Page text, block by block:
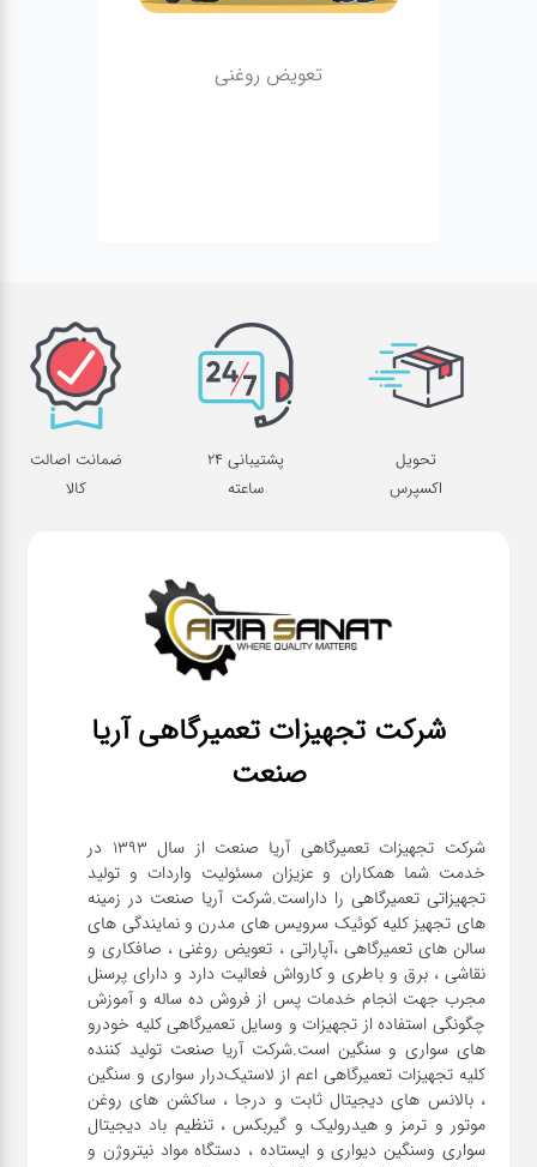
تعویض روغنی
تحویل
اکسپرس
پشتیبانی 24
ساعته
ضمانت اصالت
کالا
شرکت تجهیزات تعمیرگاهی آریا
صنعت
شرکت تجهیزات تعمیرگاهی آریا صنعت از سال ۱۳۹۳ در
خدمت شما همکاران و عزیزان مسئولیت واردات و تولید
تجهیزاتی تعمیرگاهی را داراست.شرکت آریا صنعت در زمینه
های تجهیز کلیه کوئیک سرویس های مدرن و نمایندگی های
سالن های تعمیرگاهی ،آپاراتی ، تعویض روغنی ، صافکاری و
نقاشی ، برق و باطری و کارواش فعالیت دارد و دارای پرسنل
مجرب جهت انجام خدمات پس از فروش ده ساله و آموزش
چگونگی استفاده از تجهیزات و وسایل تعمیرگاهی کلیه خودرو
های سواری و سنگین است.شرکت آریا صنعت تولید کننده
کلیه تجهیزات تعمیرگاهی اعم از لاستیک‌درار سواری و ‌سنگین
، بالانس های دیجیتال ثابت و درجا ، ساکشن های روغن
موتور و ترمز و هیدرولیک و گیربکس ، تنظیم باد دیجیتال
سواری و‌سنگین دیواری و ایستاده ، دستگاه مواد نیتروژن و